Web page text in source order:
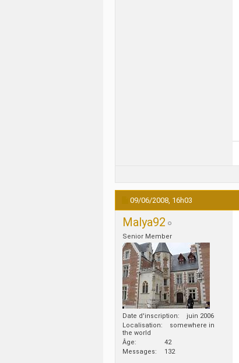
09/06/2008, 16h03
Malya92
Senior Member
Date d'inscription
juin 2006
Localisation
somewhere in
the world
Âge
42
Messages
132